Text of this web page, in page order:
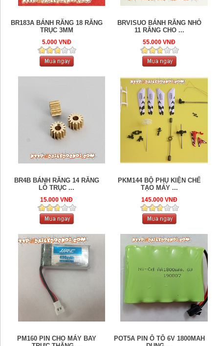
BR183A BÁNH RĂNG 18 RĂNG
TRỤC 3MM
5.000 VNĐ
BRVISUO BÁNH RĂNG NHỎ
11 RĂNG CHO ...
55.000 VNĐ
BR4B BÁNH RĂNG 14 RĂNG
LỖ TRỤC ...
15.000 VNĐ
PKM144 BỘ PHỤ KIỆN CHẾ
TẠO MÁY ...
145.000 VNĐ
PM160 PIN CHO MÁY BAY
POT5A PIN Ô TÔ 6V 1800MAH